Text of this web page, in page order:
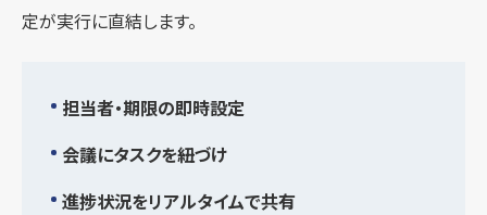
定が実行に直結します。
担当者・期限の即時設定
会議にタスクを紐づけ
進捗状況をリアルタイムで共有